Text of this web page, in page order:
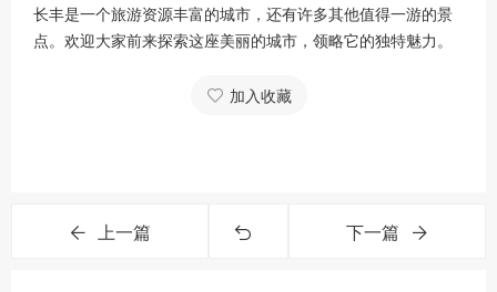
长丰是一个旅游资源丰富的城市，还有许多其他值得一游的景
点。欢迎大家前来探索这座美丽的城市，领略它的独特魅力。
加入收藏
上一篇 下一篇